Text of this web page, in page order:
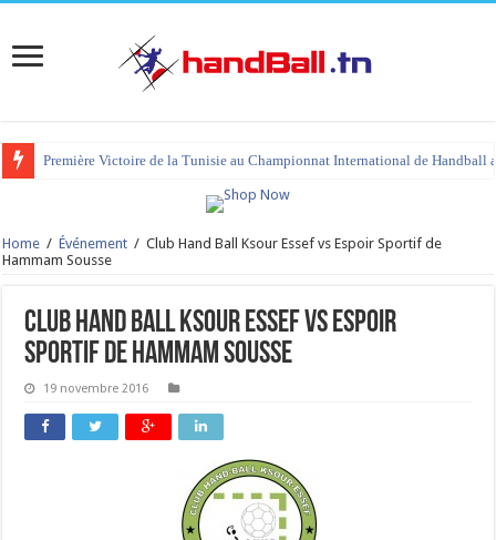
Première Victoire de la Tunisie au Championnat International de Handball
Home / Événement / Club Hand Ball Ksour Essef vs Espoir Sportif de
Hammam Sousse
Club Hand Ball Ksour Essef vs Espoir
Sportif de Hammam Sousse
19 novembre 2016